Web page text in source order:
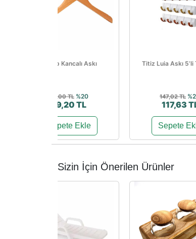
Ahşap Kancalı Askı
99,00 TL %20
79,20 TL
Sepete Ekle
Titiz Luia Askı
147,02 TL
117,63
Sepete
Sizin İçin Önerilen Ürünler